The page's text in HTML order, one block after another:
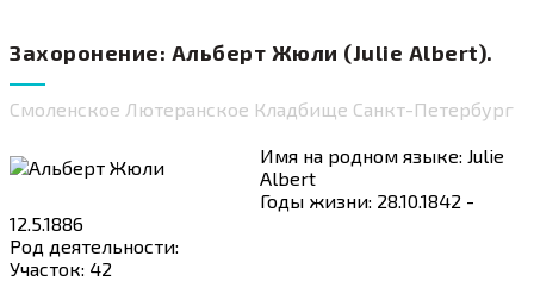
Захоронение: Альберт Жюли (Julie Albert).
Смоленское Лютеранское Кладбище Санкт-Петербург
Имя на родном языке: Julie
Albert
Годы жизни: 28.10.1842 -
12.5.1886
Род деятельности:
Участок: 42